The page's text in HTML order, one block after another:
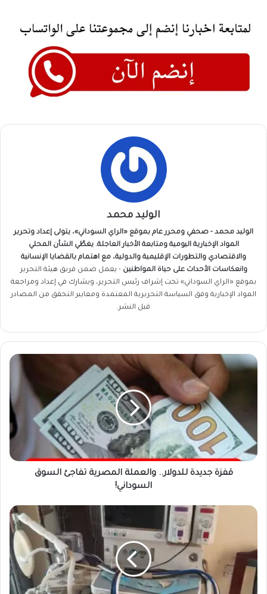
الوليد محمد
الوليد محمد - صحفي ومحرر عام بموقع «الراي السوداني»، يتولى إعداد وتحرير
المواد الإخبارية اليومية ومتابعة الأخبار العاجلة. يغطّي الشأن المحلي
والاقتصادي والتطورات الإقليمية والدولية، مع اهتمام بالقضايا الإنسانية
وانعكاسات الأحداث على حياة المواطنين - يعمل ضمن فريق هيئة التحرير
بموقع «الراي السوداني» تحت إشراف رئيس التحرير، ويشارك في إعداد ومراجعة
المواد الإخبارية وفق السياسة التحريرية المعتمدة ومعايير التحقق من المصادر
قبل النشر.
قفزة
تفاجئ
السوق
السوداني!
قفزة جديدة للدولار.. والعملة المصرية تفاجئ السوق
السوداني!
مداهمة
تكشف
مستشفى
ميداني
سري